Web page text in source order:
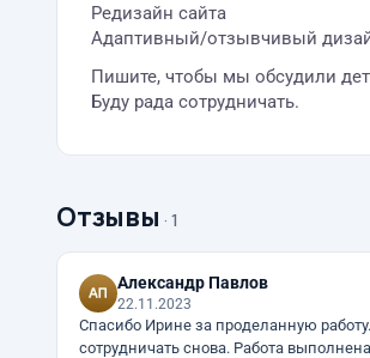
Редизайн сайта
Адаптивный/отзывчивый
Пишите, чтобы мы обсудили
Буду рада сотрудничать.
Отзывы · 1
Александр Павлов
22.11.2023
Спасибо Ирине за проделанную
сотрудничать снова. Работа